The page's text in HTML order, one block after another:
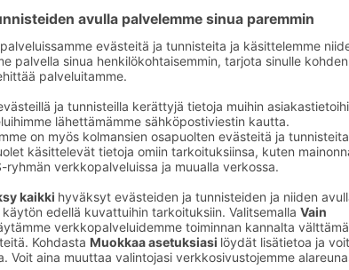
Feta- ja salaattijuustot